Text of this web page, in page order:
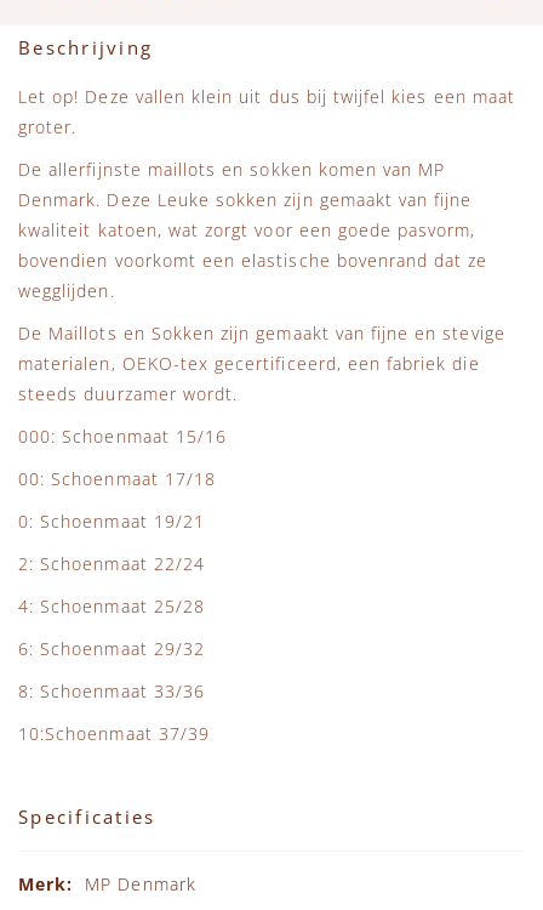
Beschrijving
Let op! Deze vallen klein uit dus bij twijfel kies een maat
groter.
De allerfijnste maillots en sokken komen van MP
Denmark. Deze Leuke sokken zijn gemaakt van fijne
kwaliteit katoen, wat zorgt voor een goede pasvorm,
bovendien voorkomt een elastische bovenrand dat ze
wegglijden.
De Maillots en Sokken zijn gemaakt van fijne en stevige
materialen, OEKO-tex gecertificeerd, een fabriek die
steeds duurzamer wordt.
000: Schoenmaat 15/16
00: Schoenmaat 17/18
0: Schoenmaat 19/21
2: Schoenmaat 22/24
4: Schoenmaat 25/28
6: Schoenmaat 29/32
8: Schoenmaat 33/36
10:Schoenmaat 37/39
Specificaties
MP Denmark